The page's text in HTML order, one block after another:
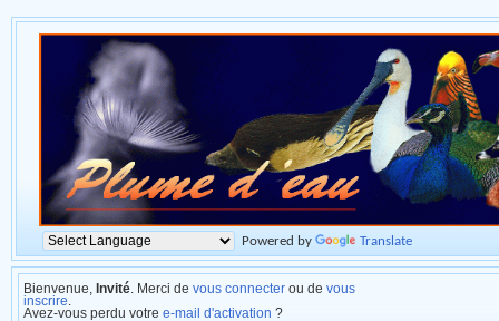
Powered by Translate
Bienvenue, Invité . Merci de vous connecter ou de vous
inscrire
Avez-vous perdu votre e-mail d'activation ?